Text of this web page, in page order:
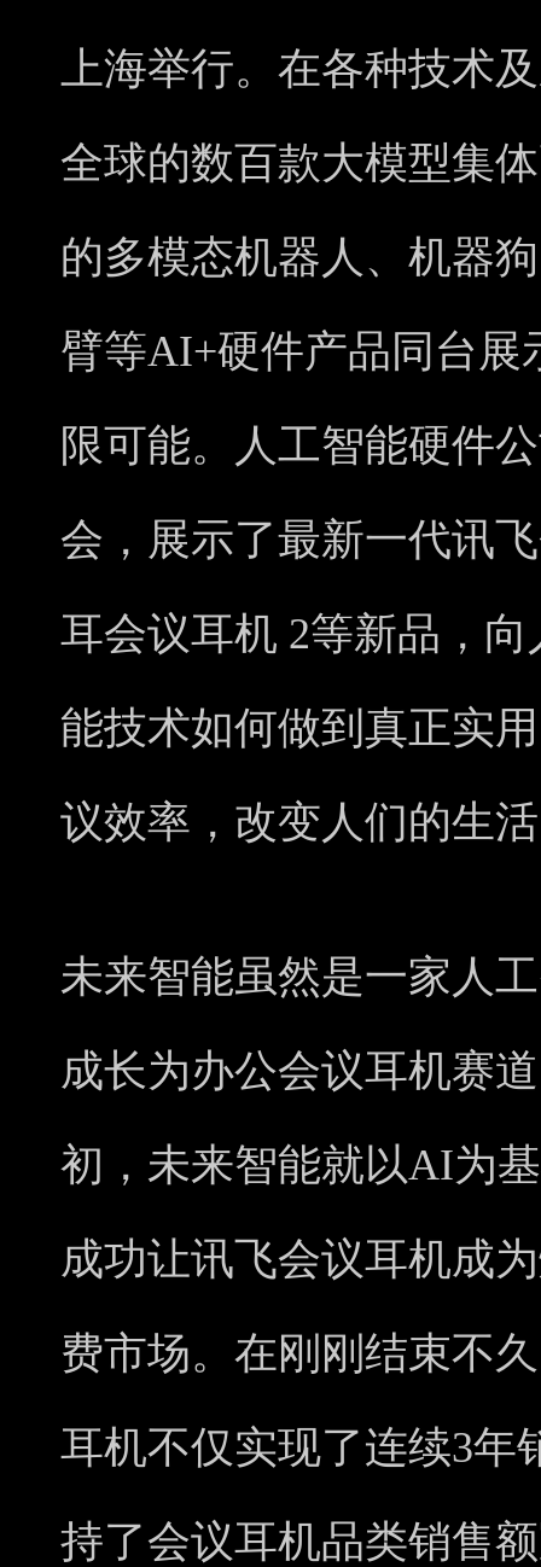
上海举行。在各种技术
全球的数百款大模型集
的多模态机器人、机器
臂等AI+硬件产品同台展
限可能。人工智能硬件
会，展示了最新一代讯
耳会议耳机 2等新品，
能技术如何做到真正实
议效率，改变人们的生
未来智能虽然是一家人
成长为办公会议耳机赛
初，未来智能就以AI为
成功让讯飞会议耳机成
费市场。在刚刚结束不
耳机不仅实现了连续3年
持了会议耳机品类销售